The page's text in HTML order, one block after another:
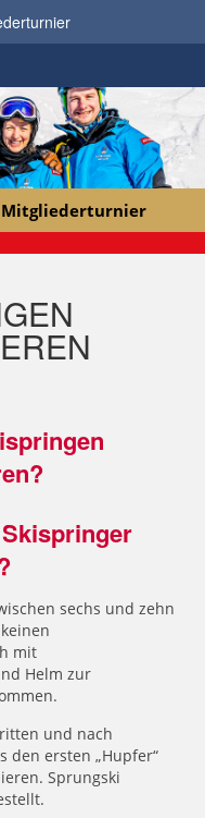
Mitgliederturnier
sechs und zehn
mit
Helm zur
und nach
den ersten „Hupfer“
Sprungski